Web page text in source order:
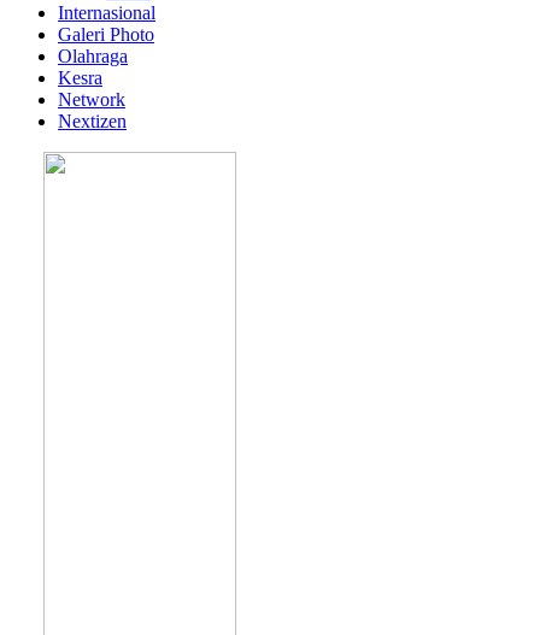
Internasional
Galeri Photo
Olahraga
Kesra
Network
Nextizen